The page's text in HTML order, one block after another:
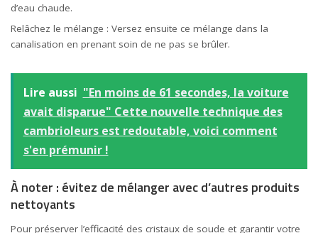
d’eau chaude.
Relâchez le mélange : Versez ensuite ce mélange dans la
canalisation en prenant soin de ne pas se brûler.
Lire aussi "En moins de 61 secondes, la voiture
avait disparue" Cette nouvelle technique des
cambrioleurs est redoutable, voici comment
s'en prémunir !
À noter : évitez de mélanger avec d’autres produits
nettoyants
Pour préserver l’efficacité des cristaux de soude et garantir votre